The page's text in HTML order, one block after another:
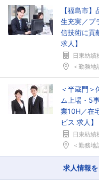
【福島市
生充実／プ
信技術に貢
求人】
日東紡績
＜勤務地
＜半蔵門＞
ム上場・5
業10H／在
ビス 求人】
日東紡績
＜勤務地
求人情報